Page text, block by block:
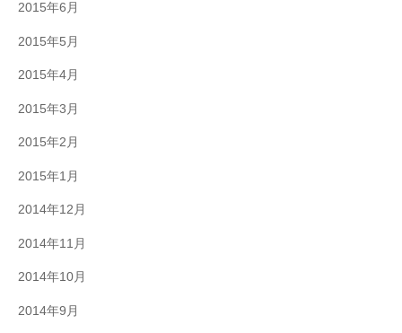
2015年6月
2015年5月
2015年4月
2015年3月
2015年2月
2015年1月
2014年12月
2014年11月
2014年10月
2014年9月